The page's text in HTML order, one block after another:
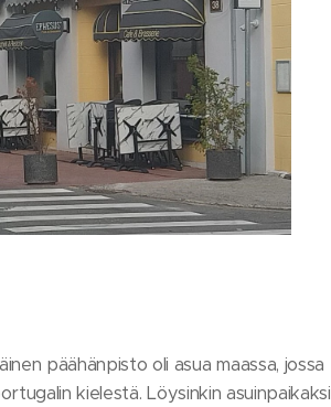
päähänpisto oli asua maassa, jossa
kielestä. Löysinkin asuinpaikaksi